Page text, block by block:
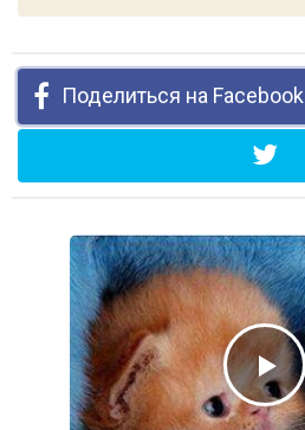
Поделиться на Facebook